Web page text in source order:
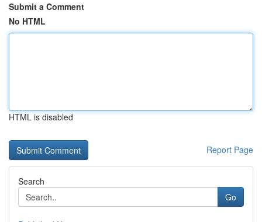
Submit a Comment
No HTML
HTML is disabled
Report Page
Search
Go